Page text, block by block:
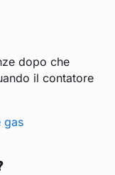
dopo che
il contatore
gas